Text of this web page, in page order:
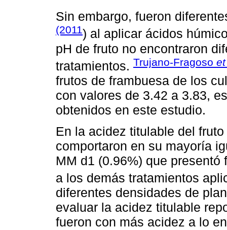
Sin embargo, fueron
(2011) al aplicar ácidos
pH de fruto no encontraron
tratamientos. Trujano-Fragoso
frutos de frambuesa de los
con valores de 3.42 a 3.83,
obtenidos en este estudio.
En la acidez titulable del
comportaron en su mayoría
MM d1 (0.96%) que
a los demás tratamientos
diferentes densidades de
evaluar la acidez titulable
fueron con más acidez a lo